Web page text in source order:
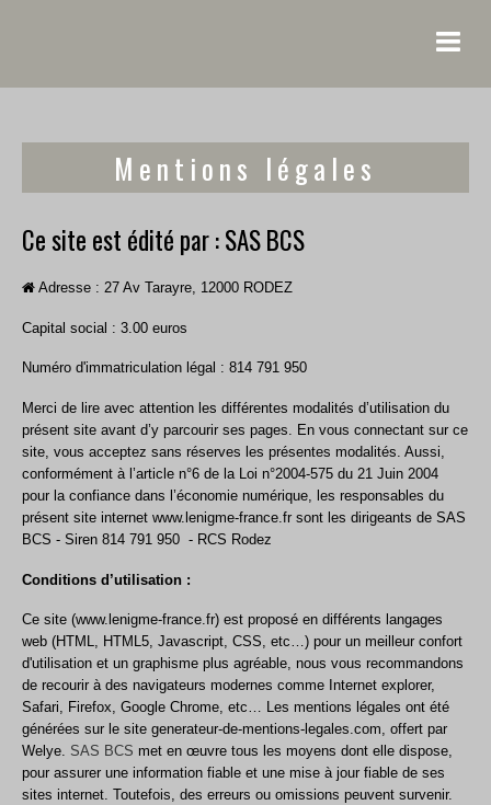
Entreprises
Escape mobile - Cluedo géant
F.A.Q.
Les Records
Mentions légales
Ce site est édité par : SAS BCS
Adresse : 27 Av Tarayre, 12000 RODEZ
Capital social : 3.00 euros
Numéro d'immatriculation légal : 814 791 950
Merci de lire avec attention les différentes modalités d’utilisation du
présent site avant d’y parcourir ses pages. En vous connectant sur ce
site, vous acceptez sans réserves les présentes modalités. Aussi,
conformément à l’article n°6 de la Loi n°2004-575 du 21 Juin 2004
pour la confiance dans l’économie numérique, les responsables du
présent site internet www.lenigme-france.fr sont les dirigeants de SAS
BCS - Siren 814 791 950 - RCS Rodez
Conditions d’utilisation :
Ce site (www.lenigme-france.fr) est proposé en différents langages
web (HTML, HTML5, Javascript, CSS, etc…) pour un meilleur confort
d'utilisation et un graphisme plus agréable, nous vous recommandons
de recourir à des navigateurs modernes comme Internet explorer,
Safari, Firefox, Google Chrome, etc… Les mentions légales ont été
générées sur le site generateur-de-mentions-legales.com, offert par
Welye. SAS BCS met en œuvre tous les moyens dont elle dispose,
pour assurer une information fiable et une mise à jour fiable de ses
sites internet. Toutefois, des erreurs ou omissions peuvent survenir.